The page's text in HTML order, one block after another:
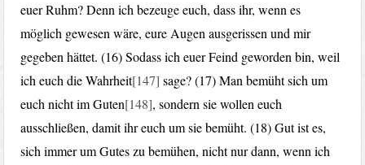
euer Ruhm? Denn ich bezeuge euch, dass ihr, wenn es
möglich gewesen wäre, eure Augen ausgerissen und mir
gegeben hättet. (16) Sodass ich euer Feind geworden bin, weil
ich euch die Wahrheit[147] sage? (17) Man bemüht sich um
euch nicht im Guten[148], sondern sie wollen euch
ausschließen, damit ihr euch um sie bemüht. (18) Gut ist es,
sich immer um Gutes zu bemühen, nicht nur dann, wenn ich